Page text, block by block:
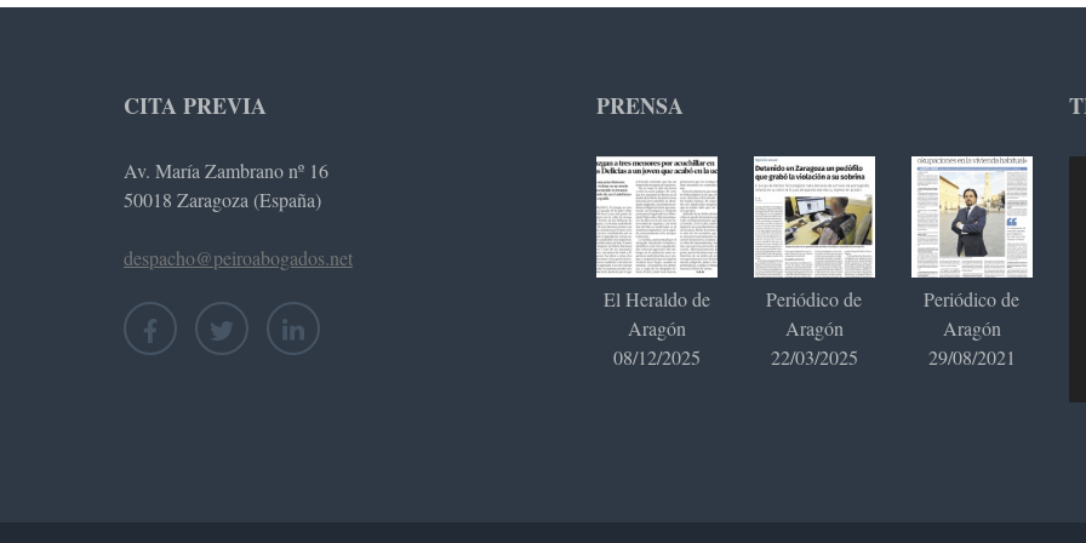
CITA PREVIA
Av. María Zambrano nº 16
50018 Zaragoza (España)
despacho@peiroabogados.net
PRENSA
El Heraldo de
Aragón
08/12/2025
Periódico de
Aragón
22/03/2025
Periódico de
Aragón
29/08/2021